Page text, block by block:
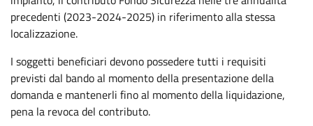
precedenti (2023-2024-2025) in riferimento alla stessa
localizzazione.
I soggetti beneficiari devono possedere tutti i requisiti
previsti dal bando al momento della presentazione della
domanda e mantenerli fino al momento della liquidazione,
pena la revoca del contributo.